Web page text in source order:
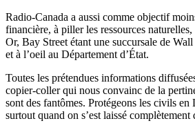
Radio-Canada a aussi comme objectif
financière, à piller les ressources
Or, Bay Street étant une succursale de
et à l’oeil au Département d’État.
Toutes les prétendues informations
copier-coller qui nous convainc de la
sont des fantômes. Protégeons les civils
surtout quand on s’est laissé